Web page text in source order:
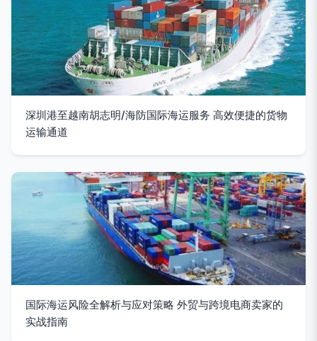
深圳港至越南胡志明/海防国际海运服务 高效便捷的货物
运输通道
国际海运风险全解析与应对策略 外贸与跨境电商卖家的
实战指南